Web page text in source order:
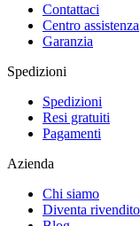
Contattaci
Centro assistenza
Garanzia
Spedizioni
Spedizioni
Resi gratuiti
Pagamenti
Azienda
Chi siamo
Diventa